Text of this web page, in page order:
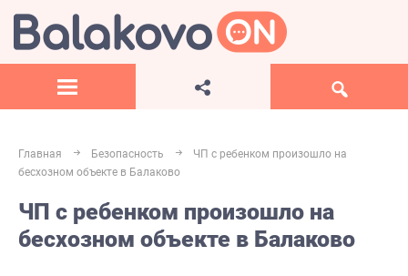
Главная Безопасность
ЧП с ребенком произошло на
бесхозном объекте в Балаково
ЧП с ребенком произошло на
бесхозном объекте в Балаково